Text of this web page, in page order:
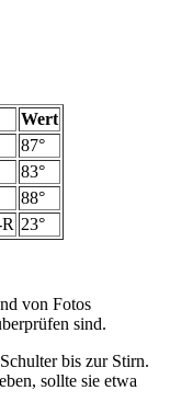
Wert
87°
83°
88°
23°
von Fotos
sind.
bis zur Stirn.
sollte sie etwa